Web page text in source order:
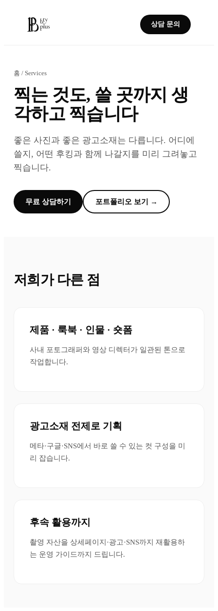
상담 문의
홈 / Services
찍는 것도, 쓸 곳까지 생
각하고 찍습니다
좋은 사진과 좋은 광고소재는 다릅니다. 어디에
쓸지, 어떤 후킹과 함께 나갈지를 미리 그려놓고
찍습니다.
무료 상담하기 포트폴리오 보기 →
저희가 다른 점
제품 · 룩북 · 인물 · 숏폼
사내 포토그래퍼와 영상 디렉터가 일관된 톤으로
작업합니다.
광고소재 전제로 기획
메타·구글·SNS에서 바로 쓸 수 있는 컷 구성을 미
리 잡습니다.
후속 활용까지
촬영 자산을 상세페이지·광고·SNS까지 재활용하
는 운영 가이드까지 드립니다.